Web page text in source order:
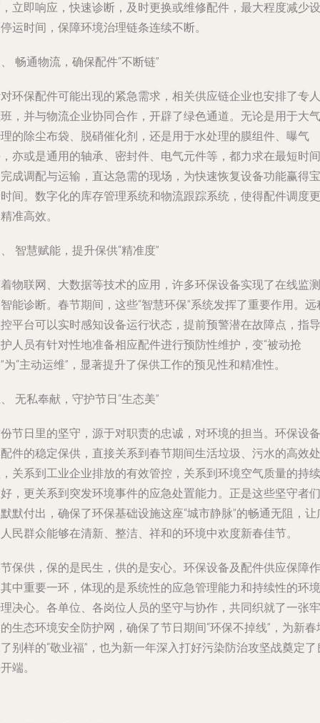
立即响应，快速诊断，及时更换或维修配件，最大程度减少设
运时间，保障环境治理链条连续不断。
畅通物流，确保配件“不断链”
环保配件可能出现的紧急需求，相关供应链企业也安排了专人
，并与物流企业协同合作，开辟了绿色通道。无论是用于大气
的除尘布袋、脱硝催化剂，还是用于水处理的膜组件、曝气
亦或是通用的轴承、密封件、电气元件等，都力求在最短时间
成调配与运输，直达急需的现场，为快速恢复设备功能赢得宝
间。数字化的库存管理系统和物流跟踪系统，使得配件调度更
准高效。
智慧赋能，提升保供“精准度”
物联网、大数据等技术的应用，许多环保设备实现了在线监测
能诊断。春节期间，这些“智慧环保”系统发挥了重要作用。远
平台可以实时感知设备运行状态，提前预警潜在故障点，指导
人员有针对性地准备相应配件进行预防性维护，变“被动抢
为“主动运维”，显著提升了保供工作的预见性和精准性。
无私奉献，守护节日“生态美”
节日里的坚守，源于对职责的忠诚，对环境的担当。环保设备
件的稳定保供，直接关系到春节期间生活垃圾、污水的高效处
关系到工业企业排放的有效管控，关系到环境空气质量的持续
，更关系到突发环境事件的应急处置能力。正是这些坚守者们
默付出，确保了环保基础设施这座“城市静脉”的畅通无阻，让
民群众能够在清新、整洁、祥和的环境中欢度新春佳节。
保供，保的是民生，供的是安心。环保设备及配件供应保障作
中重要一环，体现的是系统性的应急管理能力和持续性的环境
决心。各单位、各岗位人员的坚守与协作，共同织就了一张牢
生态环境安全防护网，确保了节日期间“环保不掉线”，为新春
别样的“敬业福”，也为新一年深入打好污染防治攻坚战奠定了
端。